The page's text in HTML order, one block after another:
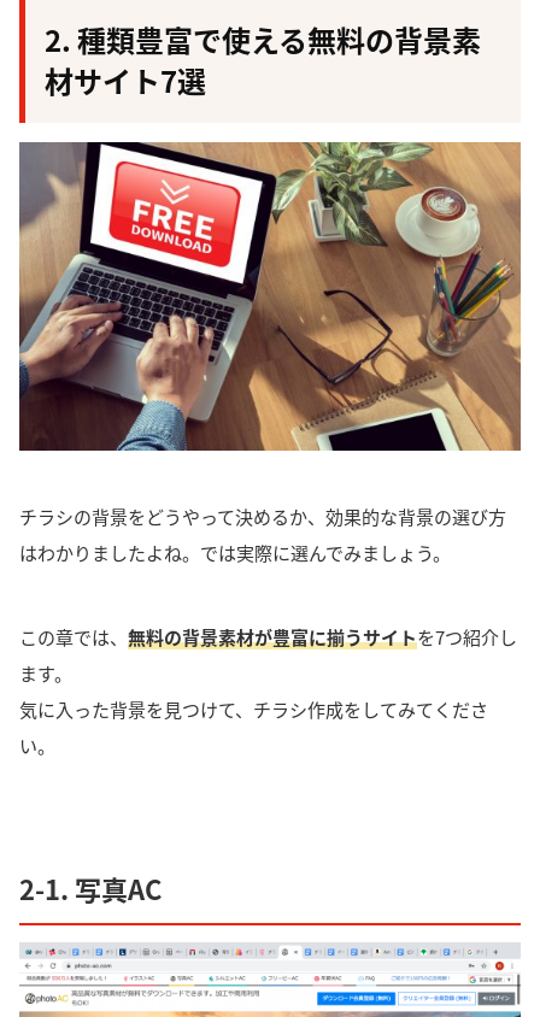
2. 種類豊富で使える無料の背景素
材サイト7選
チラシの背景をどうやって決めるか、効果的な背景の選び方
はわかりましたよね。 では実際に選んでみましょう。
この章では、 無料の背景素材が豊富に揃うサイトを7つ紹介し
ます。
気に入った背景を見つけて、チラシ作成をしてみてくださ
い。
2-1. 写真AC